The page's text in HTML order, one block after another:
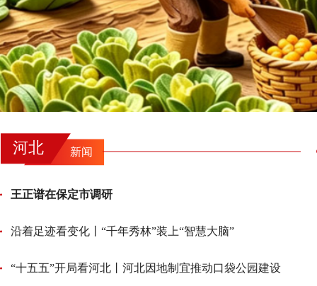
河北 新闻
王正谱在保定市调研
沿着足迹看变化丨“千年秀林”装上“智慧大脑”
“十五五”开局看河北丨河北因地制宜推动口袋公园建设